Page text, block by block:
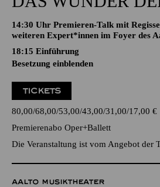
14:30 Uhr Premieren-Talk mit
weiteren Expert*innen im Foyer des
18:15 Einführung
Besetzung einblenden
TICKETS
80,00 68,00 53,00 43,00 31,00 17,00 €
Premierenabo Oper+Ballett
Die Veranstaltung ist vom Angebot der
AALTO MUSIKTHEATER